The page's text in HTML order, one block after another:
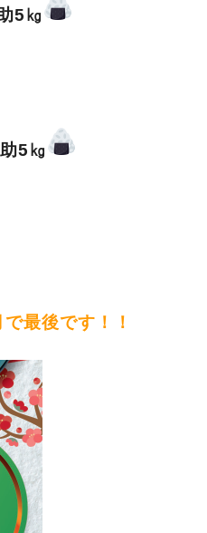
5㎏
5㎏
最後です！！